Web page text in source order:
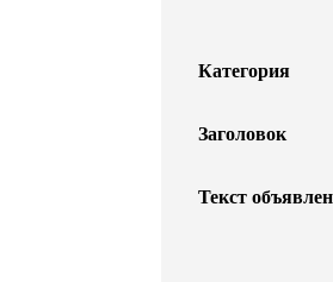
Категория
Заголовок
Текст